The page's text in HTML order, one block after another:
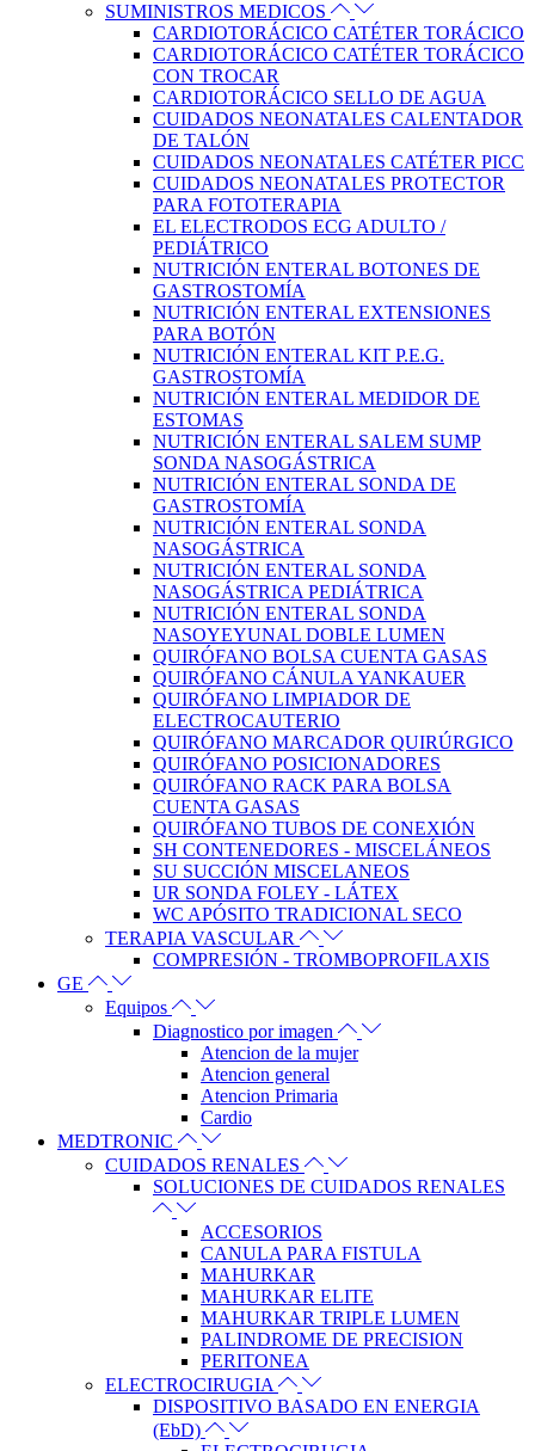
SUMINISTROS MEDICOS
CARDIOTORÁCICO CATÉTER TORÁCICO
CARDIOTORÁCICO CATÉTER TORÁCICO
CON TROCAR
CARDIOTORÁCICO SELLO DE AGUA
CUIDADOS NEONATALES CALENTADOR
DE TALÓN
CUIDADOS NEONATALES CATÉTER PICC
CUIDADOS NEONATALES PROTECTOR
PARA FOTOTERAPIA
EL ELECTRODOS ECG ADULTO /
PEDIÁTRICO
NUTRICIÓN ENTERAL BOTONES DE
GASTROSTOMÍA
NUTRICIÓN ENTERAL EXTENSIONES
PARA BOTÓN
NUTRICIÓN ENTERAL KIT P.E.G.
GASTROSTOMÍA
NUTRICIÓN ENTERAL MEDIDOR DE
ESTOMAS
NUTRICIÓN ENTERAL SALEM SUMP
SONDA NASOGÁSTRICA
NUTRICIÓN ENTERAL SONDA DE
GASTROSTOMÍA
NUTRICIÓN ENTERAL SONDA
NASOGÁSTRICA
NUTRICIÓN ENTERAL SONDA
NASOGÁSTRICA PEDIÁTRICA
NUTRICIÓN ENTERAL SONDA
NASOYEYUNAL DOBLE LUMEN
QUIRÓFANO BOLSA CUENTA GASAS
QUIRÓFANO CÁNULA YANKAUER
QUIRÓFANO LIMPIADOR DE
ELECTROCAUTERIO
QUIRÓFANO MARCADOR QUIRÚRGICO
QUIRÓFANO POSICIONADORES
QUIRÓFANO RACK PARA BOLSA
CUENTA GASAS
QUIRÓFANO TUBOS DE CONEXIÓN
SH CONTENEDORES - MISCELÁNEOS
SU SUCCIÓN MISCELANEOS
UR SONDA FOLEY - LÁTEX
WC APÓSITO TRADICIONAL SECO
TERAPIA VASCULAR
COMPRESIÓN - TROMBOPROFILAXIS
GE
Equipos
Diagnostico por imagen
Atencion de la mujer
Atencion general
Atencion Primaria
Cardio
MEDTRONIC
CUIDADOS RENALES
SOLUCIONES DE CUIDADOS RENALES
ACCESORIOS
CANULA PARA FISTULA
MAHURKAR
MAHURKAR ELITE
MAHURKAR TRIPLE LUMEN
PALINDROME DE PRECISION
PERITONEA
ELECTROCIRUGIA
DISPOSITIVO BASADO EN ENERGIA
(EbD)